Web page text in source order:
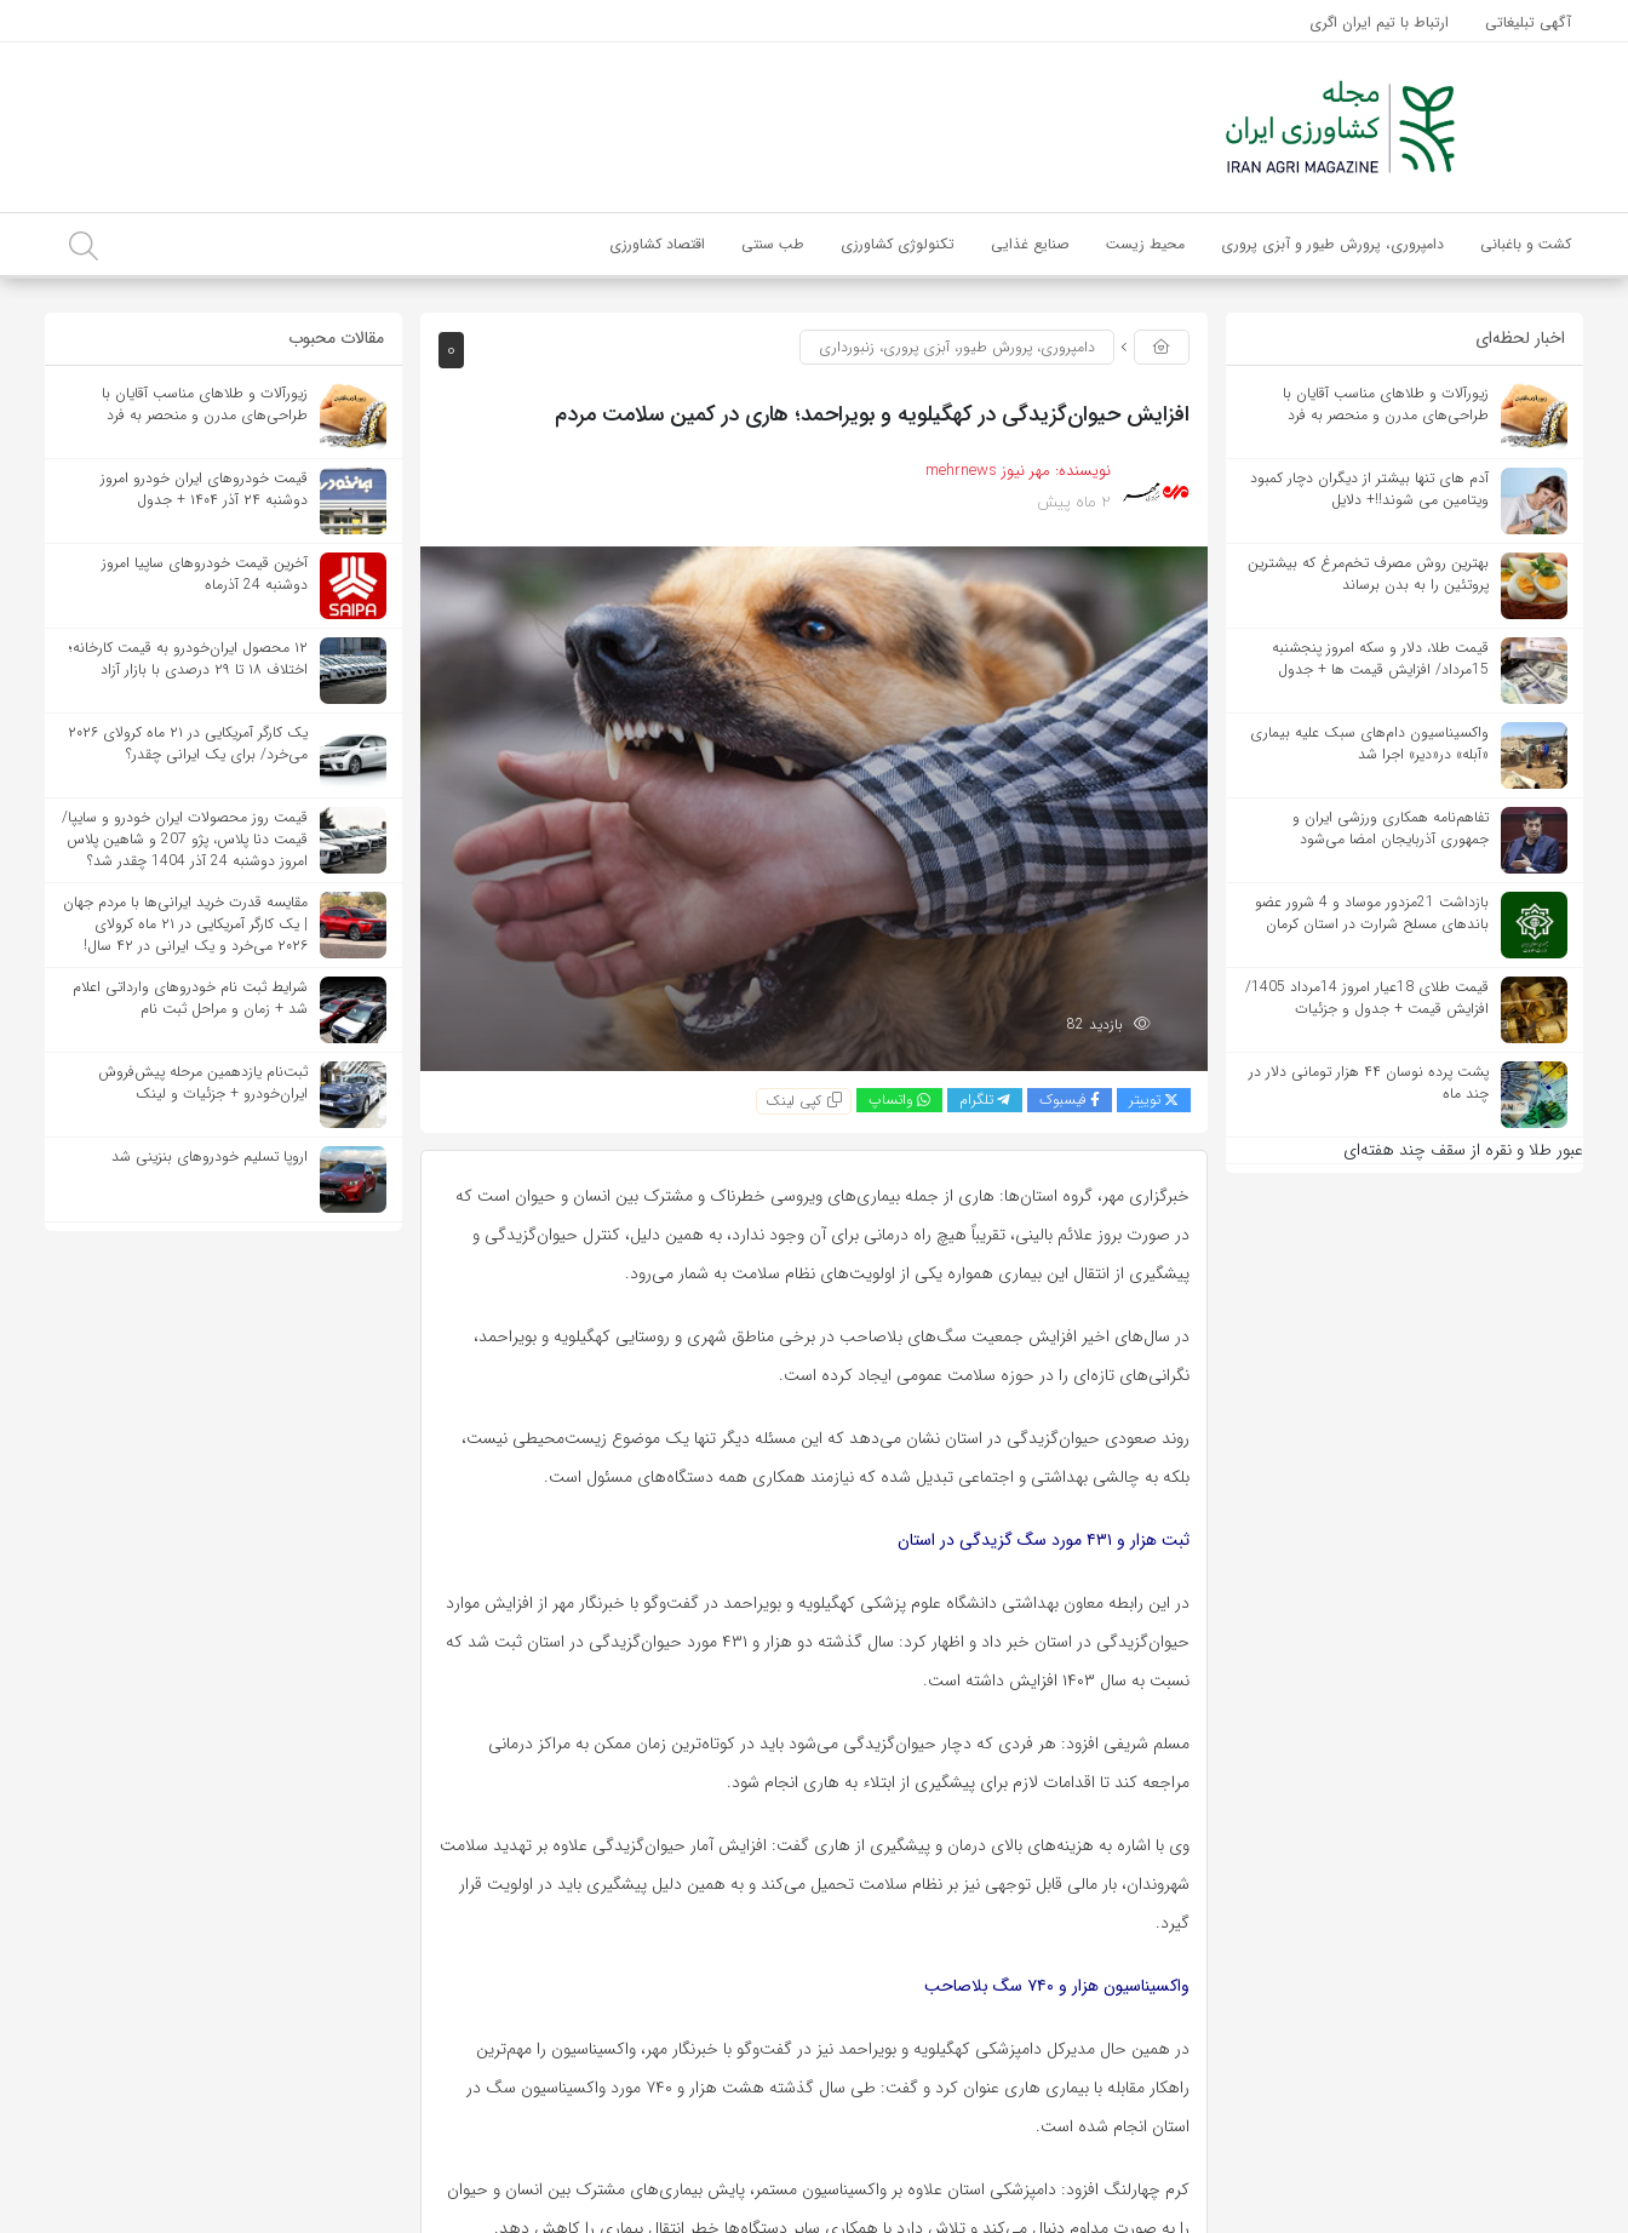
آگهی تبلیغاتی ارتباط با تیم ایران اگری
کشت و باغبانی دامپروری، پرورش طیور و آبزی پروری محیط زیست صنایع غذایی تکنولوژی کشاورزی طب سنتی اقتصاد کشاورزی
اخبار لحظه‌ای
زیورآلات و طلاهای مناسب آقایان با
طراحی‌های مدرن و منحصر به فرد
آدم های تنها بیشتر از دیگران دچار کمبود
ویتامین می شوند!!+ دلایل
بهترین روش مصرف تخم‌مرغ که بیشترین
پروتئین را به بدن برساند
قیمت طلا، دلار و سکه امروز پنجشنبه
15مرداد/ افزایش قیمت ها + جدول
واکسیناسیون دام‌های سبک علیه بیماری
«آبله» در«دیر» اجرا شد
تفاهم‌نامه همکاری ورزشی ایران و
جمهوری آذربایجان امضا می‌شود
بازداشت 21مزدور موساد و 4 شرور عضو
باندهای مسلح شرارت در استان کرمان
قیمت طلای 18عیار امروز 14مرداد 1405/
افزایش قیمت + جدول و جزئیات
پشت پرده نوسان ۴۴ هزار تومانی دلار در
چند ماه
عبور طلا و نقره از سقف چند هفته‌ای
0 دامپروری، پرورش طیور، آبزی پروری، زنبورداری
افزایش حیوان‌گزیدگی در کهگیلویه و بویراحمد؛ هاری در کمین سلامت مردم
نویسنده: مهر نیوز mehrnews
2 ماه پیش
بازدید 82
توییتر فیسبوک تلگرام واتساپ کپی لینک
خبرگزاری مهر، گروه استان‌ها: هاری از جمله بیماری‌های ویروسی خطرناک و مشترک بین انسان و حیوان است که
در صورت بروز علائم بالینی، تقریباً هیچ راه درمانی برای آن وجود ندارد، به همین دلیل، کنترل حیوان‌گزیدگی و
پیشگیری از انتقال این بیماری همواره یکی از اولویت‌های نظام سلامت به شمار می‌رود.
در سال‌های اخیر افزایش جمعیت سگ‌های بلاصاحب در برخی مناطق شهری و روستایی کهگیلویه و بویراحمد،
نگرانی‌های تازه‌ای را در حوزه سلامت عمومی ایجاد کرده است.
روند صعودی حیوان‌گزیدگی در استان نشان می‌دهد که این مسئله دیگر تنها یک موضوع زیست‌محیطی نیست،
بلکه به چالشی بهداشتی و اجتماعی تبدیل شده که نیازمند همکاری همه دستگاه‌های مسئول است.
ثبت هزار و ۴۳۱ مورد سگ گزیدگی در استان
در این رابطه معاون بهداشتی دانشگاه علوم پزشکی کهگیلویه و بویراحمد در گفت‌وگو با خبرنگار مهر از افزایش موارد
حیوان‌گزیدگی در استان خبر داد و اظهار کرد: سال گذشته دو هزار و ۴۳۱ مورد حیوان‌گزیدگی در استان ثبت شد که
نسبت به سال ۱۴۰۳ افزایش داشته است.
مسلم شریفی افزود: هر فردی که دچار حیوان‌گزیدگی می‌شود باید در کوتاه‌ترین زمان ممکن به مراکز درمانی
مراجعه کند تا اقدامات لازم برای پیشگیری از ابتلاء به هاری انجام شود.
وی با اشاره به هزینه‌های بالای درمان و پیشگیری از هاری گفت: افزایش آمار حیوان‌گزیدگی علاوه بر تهدید سلامت
شهروندان، بار مالی قابل توجهی نیز بر نظام سلامت تحمیل می‌کند و به همین دلیل پیشگیری باید در اولویت قرار
گیرد.
واکسیناسیون هزار و ۷۴۰ سگ بلاصاحب
در همین حال مدیرکل دامپزشکی کهگیلویه و بویراحمد نیز در گفت‌وگو با خبرنگار مهر، واکسیناسیون را مهم‌ترین
راهکار مقابله با بیماری هاری عنوان کرد و گفت: طی سال گذشته هشت هزار و ۷۴۰ مورد واکسیناسیون سگ در
استان انجام شده است.
کرم چهارلنگ افزود: دامپزشکی استان علاوه بر واکسیناسیون مستمر، پایش بیماری‌های مشترک بین انسان و حیوان
مقالات محبوب
زیورآلات و طلاهای مناسب آقایان با
طراحی‌های مدرن و منحصر به فرد
قیمت خودرو‌های ایران خودرو امروز
دوشنبه ۲۴ آذر ۱۴۰۴ + جدول
آخرین قیمت خودروهای ساپیا امروز
دوشنبه 24 آذرماه
۱۲ محصول ایران‌خودرو به قیمت کارخانه؛
اختلاف ۱۸ تا ۲۹ درصدی با بازار آزاد
یک کارگر آمریکایی در ۲۱ ماه کرولای ۲۰۲۶
می‌خرد/ برای یک ایرانی چقدر؟
قیمت روز محصولات ایران خودرو و سایپا/
قیمت دنا پلاس، پژو 207 و شاهین پلاس
امروز دوشنبه 24 آذر 1404 چقدر شد؟
مقایسه قدرت خرید ایرانی‌ها با مردم جهان
| یک کارگر آمریکایی در ۲۱ ماه کرولای
۲۰۲۶ می‌خرد و یک ایرانی در ۴۲ سال!
شرایط ثبت نام خودروهای وارداتی اعلام
شد + زمان و مراحل ثبت نام
ثبت‌نام یازدهمین مرحله پیش‌فروش
ایران‌خودرو + جزئیات و لینک
اروپا تسلیم خودروهای بنزینی شد